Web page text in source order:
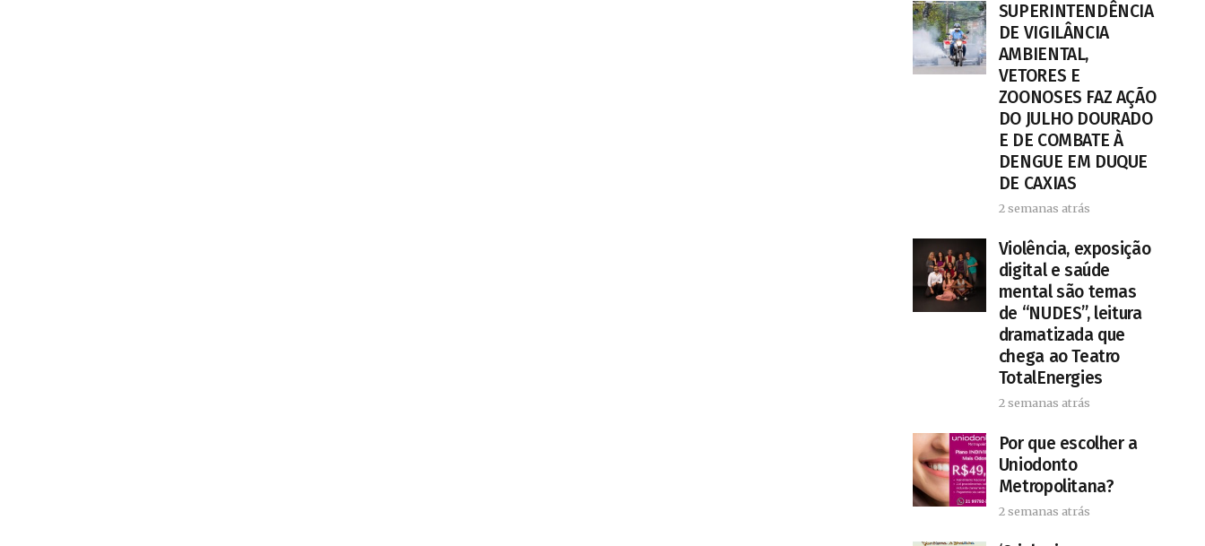
SUPERINTENDÊNCIA
DE VIGILÂNCIA
AMBIENTAL,
VETORES E
ZOONOSES FAZ AÇÃO
DO JULHO DOURADO
E DE COMBATE À
DENGUE EM DUQUE
DE CAXIAS
2 semanas atrás
Violência, exposição
digital e saúde
mental são temas
de “NUDES”, leitura
dramatizada que
chega ao Teatro
TotalEnergies
2 semanas atrás
Por que escolher a
Uniodonto
Metropolitana?
2 semanas atrás